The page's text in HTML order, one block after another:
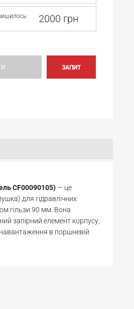
2000 грн
ЗАПИТ
CF00090105) — це
для гідравлічних
гільзи 90 мм. Вона
запірний елемент корпусу,
в поршневій